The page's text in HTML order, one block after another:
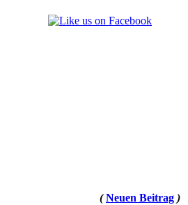
( Neuen Beitrag )